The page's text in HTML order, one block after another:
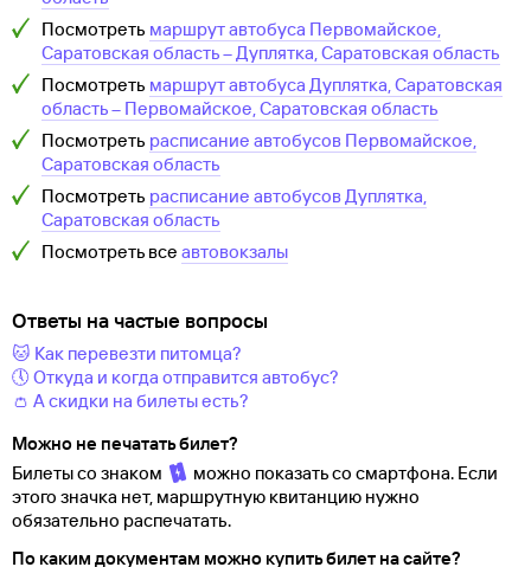
Посмотреть маршрут автобуса Первомайское,
Саратовская область–Дуплятка, Саратовская область
Посмотреть маршрут автобуса Дуплятка, Саратовская
область– Первомайское, Саратовская область
Посмотреть расписание автобусов Первомайское,
Саратовская область
Посмотреть расписание автобусовДуплятка,
Саратовская область
Посмотреть все автовокзалы
Ответы на частые вопросы
🐱 Как перевезти питомца?
🕔 Откуда и когда отправится автобус?
👛 А скидки на билеты есть?
Можно не печатать билет?
Билеты со знаком
можно показать со смартфона. Если
этого значка нет, маршрутную квитанцию нужно
обязательно распечатать.
По каким документам можно купить билет на сайте?